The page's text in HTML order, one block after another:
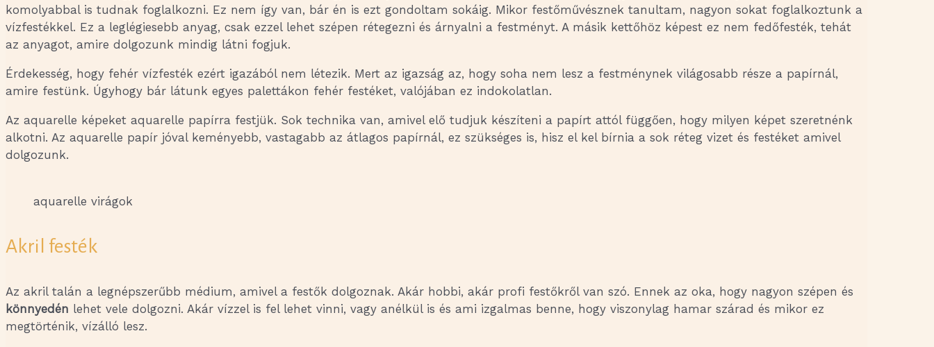
komolyabbal is tudnak foglalkozni. Ez nem így van, bár én is ezt gondoltam sokáig. Mikor festőművésznek tanultam, nagyon sokat foglalkoztunk a
vízfestékkel. Ez a leglégiesebb anyag, csak ezzel lehet szépen rétegezni és árnyalni a festményt. A másik kettőhöz képest ez nem fedőfesték, tehát
az anyagot, amire dolgozunk mindig látni fogjuk.
Érdekesség, hogy fehér vízfesték ezért igazából nem létezik. Mert az igazság az, hogy soha nem lesz a festménynek világosabb része a papírnál,
amire festünk. Úgyhogy bár látunk egyes palettákon fehér festéket, valójában ez indokolatlan.
Az aquarelle képeket aquarelle papírra festjük. Sok technika van, amivel elő tudjuk készíteni a papírt attól függően, hogy milyen képet szeretnénk
alkotni. Az aquarelle papír jóval keményebb, vastagabb az átlagos papírnál, ez szükséges is, hisz el kel bírnia a sok réteg vizet és festéket amivel
dolgozunk.
aquarelle virágok
Akril festék
Az akril talán a legnépszerűbb médium, amivel a festők dolgoznak. Akár hobbi, akár profi festőkről van szó. Ennek az oka, hogy nagyon szépen és
könnyedén lehet vele dolgozni. Akár vízzel is fel lehet vinni, vagy anélkül is és ami izgalmas benne, hogy viszonylag hamar szárad és mikor ez
megtörténik, vízálló lesz.